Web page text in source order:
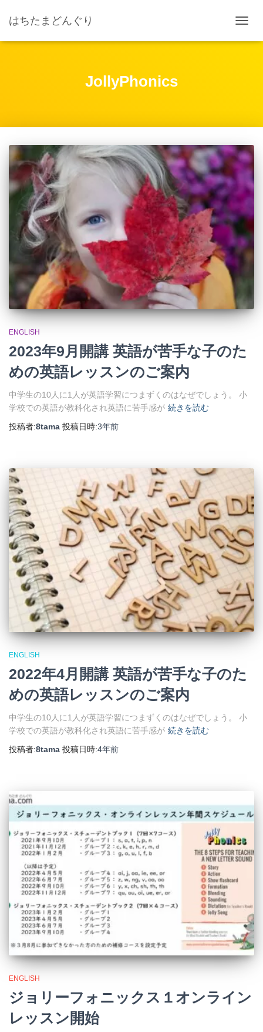
はちたまどんぐり
ビ
え
JollyPhonics
ENGLISH
2023年9月開講 英語が苦手な子のた
めの英語レッスンのご案内
中学生の10人に1人が英語学習につまずくのはなぜでしょう。 小
学校での英語が教科化され英語に苦手感が 続きを読む
投稿者:8tama 投稿日時:3年前
ENGLISH
2022年4月開講 英語が苦手な子のた
めの英語レッスンのご案内
中学生の10人に1人が英語学習につまずくのはなぜでしょう。 小
学校での英語が教科化され英語に苦手感が 続きを読む
投稿者:8tama 投稿日時:4年前
ENGLISH
ジョリーフォニックス１オンライン
レッスン開始